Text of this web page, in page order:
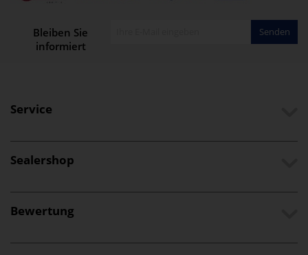
Bleiben Sie
informiert
Senden
Service
Sealershop
Bewertung